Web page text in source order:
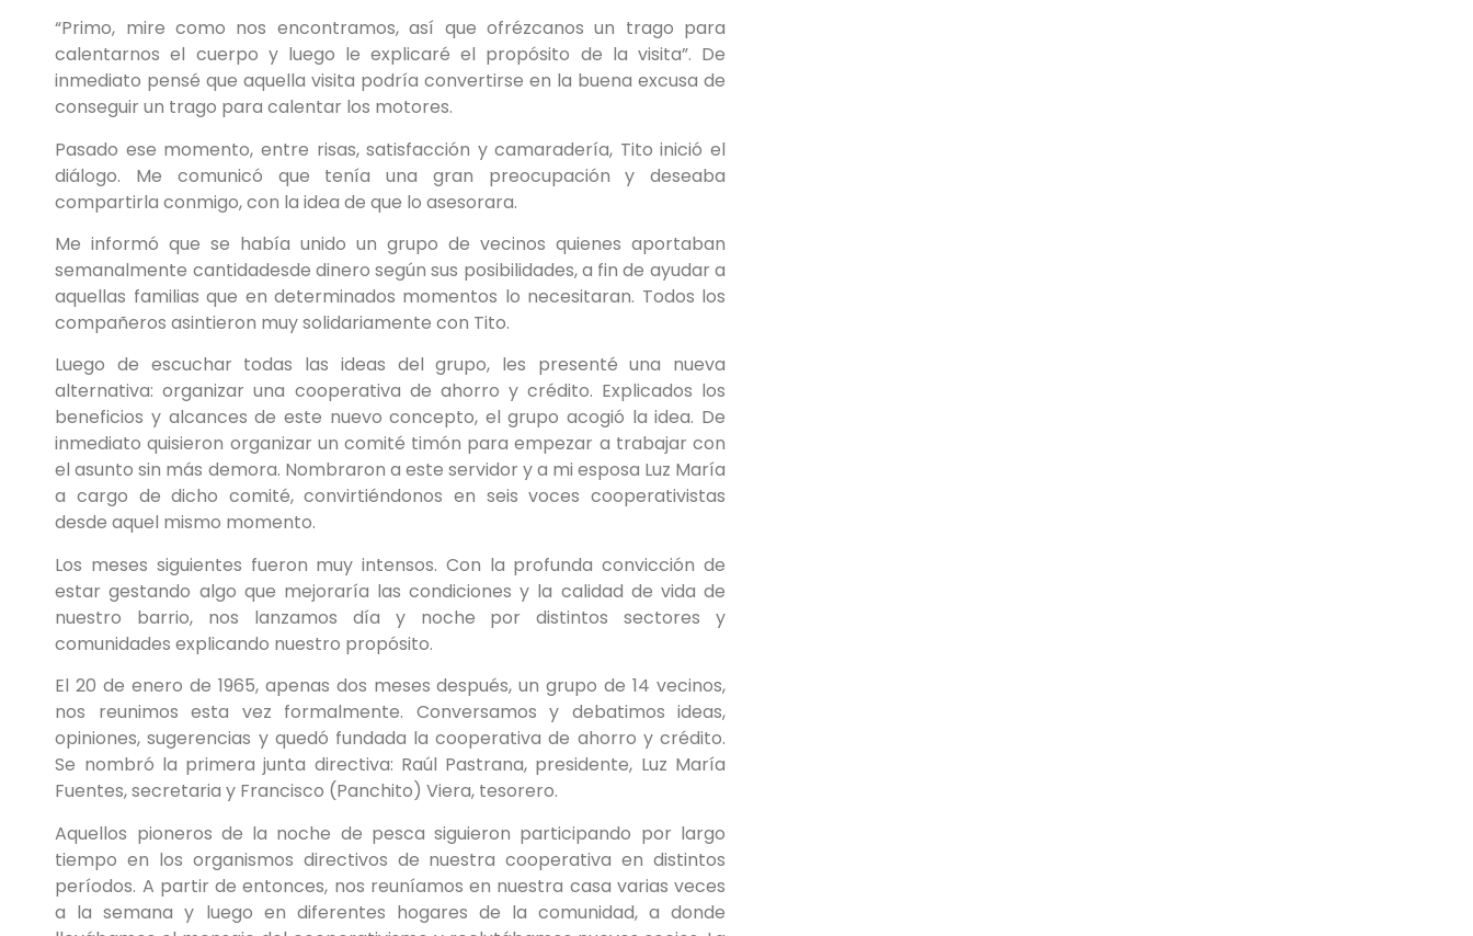
“Primo, mire como nos encontramos, así que ofrézcanos un trago para
calentarnos el cuerpo y luego le explicaré el propósito de la visita”. De
inmediato pensé que aquella visita podría convertirse en la buena excusa de
conseguir un trago para calentar los motores.
Pasado ese momento, entre risas, satisfacción y camaradería, Tito inició el
diálogo. Me comunicó que tenía una gran preocupación y deseaba
compartirla conmigo, con la idea de que lo asesorara.
Me informó que se había unido un grupo de vecinos quienes aportaban
semanalmente cantidadesde dinero según sus posibilidades, a fin de ayudar a
aquellas familias que en determinados momentos lo necesitaran. Todos los
compañeros asintieron muy solidariamente con Tito.
Luego de escuchar todas las ideas del grupo, les presenté una nueva
alternativa: organizar una cooperativa de ahorro y crédito. Explicados los
beneficios y alcances de este nuevo concepto, el grupo acogió la idea. De
inmediato quisieron organizar un comité timón para empezar a trabajar con
el asunto sin más demora. Nombraron a este servidor y a mi esposa Luz María
a cargo de dicho comité, convirtiéndonos en seis voces cooperativistas
desde aquel mismo momento.
Los meses siguientes fueron muy intensos. Con la profunda convicción de
estar gestando algo que mejoraría las condiciones y la calidad de vida de
nuestro barrio, nos lanzamos día y noche por distintos sectores y
comunidades explicando nuestro propósito.
El 20 de enero de 1965, apenas dos meses después, un grupo de 14 vecinos,
nos reunimos esta vez formalmente. Conversamos y debatimos ideas,
opiniones, sugerencias y quedó fundada la cooperativa de ahorro y crédito.
Se nombró la primera junta directiva: Raúl Pastrana, presidente, Luz María
Fuentes, secretaria y Francisco (Panchito) Viera, tesorero.
Aquellos pioneros de la noche de pesca siguieron participando por largo
tiempo en los organismos directivos de nuestra cooperativa en distintos
períodos. A partir de entonces, nos reuníamos en nuestra casa varias veces
a la semana y luego en diferentes hogares de la comunidad, a donde